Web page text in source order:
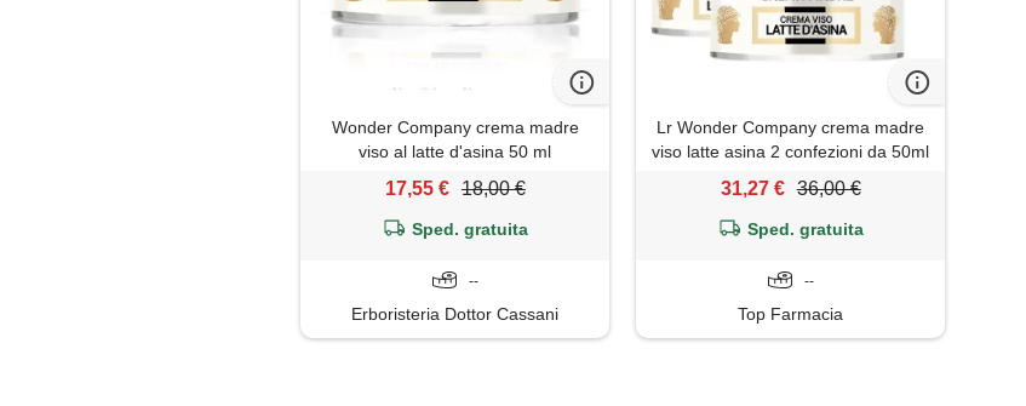
Wonder Company crema madre
viso al latte d'asina 50 ml
17,55 € 18,00 €
Sped. gratuita
--
Erboristeria Dottor Cassani
Lr Wonder Company crema madre
viso latte asina 2 confezioni da 50ml
31,27 € 36,00 €
Sped. gratuita
--
Top Farmacia